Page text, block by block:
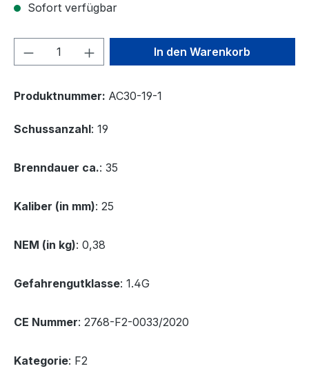
Sofort verfügbar
Produkt Anzahl: Gib denIn den Warenkorb
Produktnummer: AC30-19-1
Schussanzahl: 19
Brenndauer ca.: 35
Kaliber (in mm): 25
NEM (in kg): 0,38
Gefahrengutklasse: 1.4G
CE Nummer: 2768-F2-0033/2020
Kategorie: F2